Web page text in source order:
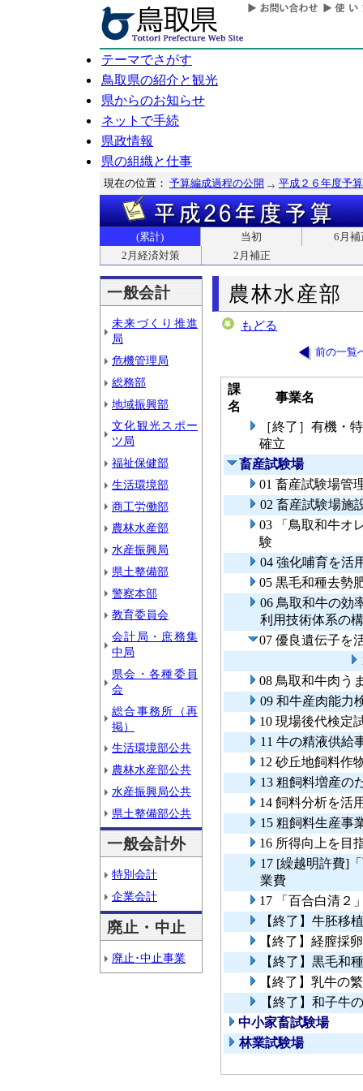
テーマでさがす
鳥取県の紹介と観光
県からのお知らせ
ネットで手続
県政情報
県の組織と仕事
現在の位置： 予算編成過程の公開 平成２６年度予算
(累計) 当初
6月補
2月経済対策
2月補正
一般会計
未来づくり推進
局
危機管理局
総務部
地域振興部
文化観光スポー
ツ局
福祉保健部
生活環境部
商工労働部
農林水産部
水産振興局
県土整備部
警察本部
教育委員会
会計局・庶務集
中局
県会・各種委員
会
総合事務所（再
掲）
生活環境部公共
農林水産部公共
水産振興局公共
県土整備部公共
一般会計外
特別会計
企業会計
廃止・中止
廃止･中止事業
農林水産部
もどる
前の一覧
課
名
事業名
［終了］有機・
確立
畜産試験場
01 畜産試験場管
02 畜産試験場施
03 「鳥取和牛オ
験
04 強化哺育を活
05 黒毛和種去勢
06 鳥取和牛の効
利用技術体系の
07 優良遺伝子を
08 鳥取和牛肉う
09 和牛産肉能力
10 現場後代検定
11 牛の精液供給
12 砂丘地飼料作
13 粗飼料増産の
14 飼料分析を活
15 粗飼料生産事
16 所得向上を目
17 [繰越明許費]
業費
17 「百合白清２
【終了】牛胚移
【終了】経膣採
【終了】黒毛和
【終了】乳牛の
【終了】和子牛
中小家畜試験場
林業試験場